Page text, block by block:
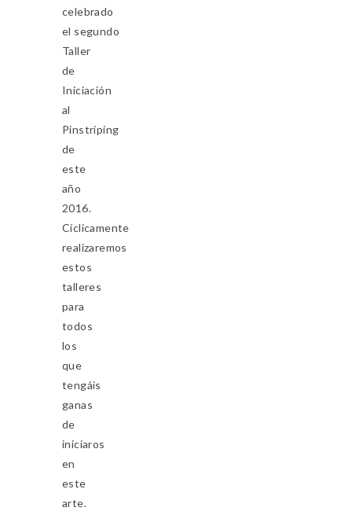
celebrado
el segundo
Taller
de
Iniciación
al
Pinstriping
de
este
año
2016.
Cíclicamente
realizaremos
estos
talleres
para
todos
los
que
tengáis
ganas
de
iniciaros
en
este
arte.